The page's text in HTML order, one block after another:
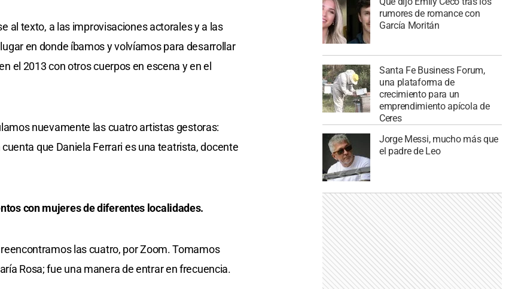
al texto, a las improvisaciones actorales y a las
en donde íbamos y volvíamos para desarrollar
el 2013 con otros cuerpos en escena y en el
nuevamente las cuatro artistas gestoras:
que Daniela Ferrari es una teatrista, docente
con mujeres de diferentes localidades.
las cuatro, por Zoom. Tomamos
Rosa; fue una manera de entrar en frecuencia.
rumores de romance con
García Moritán
Santa Fe Business Forum,
una plataforma de
crecimiento para un
emprendimiento apícola de
Ceres
Jorge Messi, mucho más que
el padre de Leo